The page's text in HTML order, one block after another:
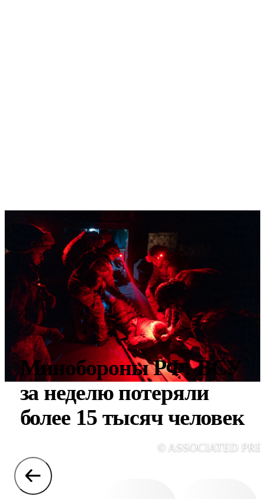
Минобороны РФ: ВСУ
за неделю потеряли
более 15 тысяч человек
© ASSOCIATED